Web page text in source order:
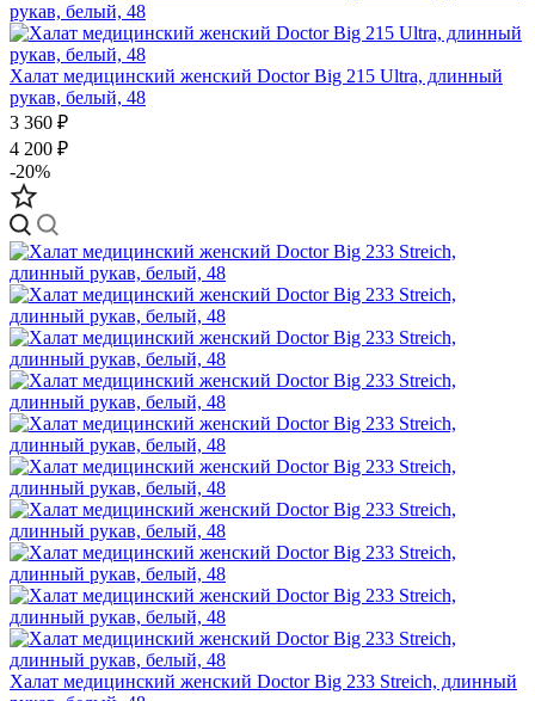
Халат медицинский женский Doctor Big 215 Ultra, длинный
рукав, белый, 48
3 360 ₽
4 200 ₽
-20%
Халат медицинский женский Doctor Big 233 Streich, длинный